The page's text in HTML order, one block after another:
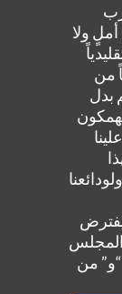
ولا
من
بدل
“و” من